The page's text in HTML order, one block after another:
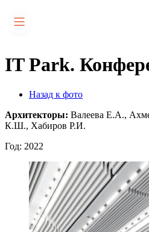
IT Park.
Назад к фото
Архитекторы: Валеева Е.А.,
К.Ш., Хабиров Р.И.
Год: 2022